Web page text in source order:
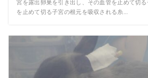
宮を露出卵巣を引き出し、その血管を止めて切
を止めて切る子宮の根元を吸収される糸...